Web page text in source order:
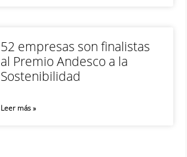
52 empresas son finalistas
al Premio Andesco a la
Sostenibilidad
Leer más »